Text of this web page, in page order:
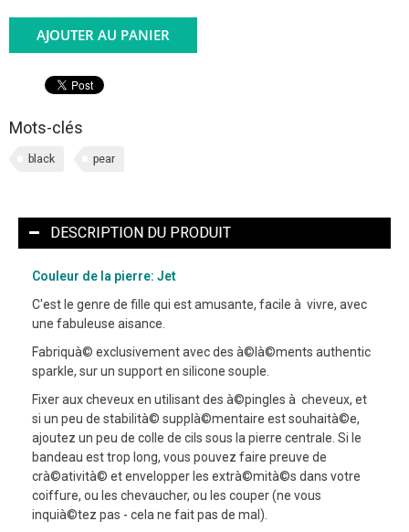
AJOUTER AU PANIER
Mots-clés
black pear
DESCRIPTION DU PRODUIT
Couleur de la pierre: Jet
C'est le genre de fille qui est amusante, facile à vivre, avec
une fabuleuse aisance.
Fabriquà© exclusivement avec des à©là©ments authentic
sparkle, sur un support en silicone souple.
Fixer aux cheveux en utilisant des à©pingles à cheveux, et
si un peu de stabilità© supplà©mentaire est souhaità©e,
ajoutez un peu de colle de cils sous la pierre centrale. Si le
bandeau est trop long, vous pouvez faire preuve de
crà©atività© et envelopper les extrà©mità©s dans votre
coiffure, ou les chevaucher, ou les couper (ne vous
inquià©tez pas - cela ne fait pas de mal).